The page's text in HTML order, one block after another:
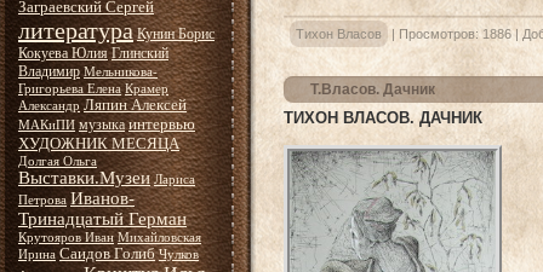
Заграевский Сергей
литература Кунин Борис
Кокуева Юлия Глинский
Владимир Мельникова-
Григорьева Елена Крамер
Александр Ляпин Алексей
МАКиПИ музыка интервью
ХУДОЖНИК МЕСЯЦА
Долгая Ольга
Выставки.Музеи Лариса
Петрова Иванов-
Тринадцатый Герман
Крутояров Иван Михайловская
Ирина Саидов Голиб Чулков
Тихон Власов | Просмотров: 1886|
Т.Власов. Дачник
ТИХОН ВЛАСОВ. ДАЧНИК